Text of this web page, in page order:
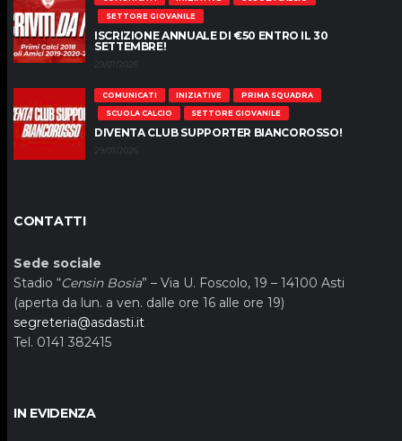
SETTORE GIOVANILE
ISCRIZIONE ANNUALE DI €50 ENTRO IL 30
SETTEMBRE!
29/07/2026
COMUNICATI INIZIATIVE
PRIMA SQUADRA
SCUOLA CALCIO
SETTORE GIOVANILE
DIVENTA CLUB SUPPORTER BIANCOROSSO!
29/07/2026
CONTATTI
Sede sociale
Stadio “Censin Bosia” – Via U. Foscolo, 19 – 14100 Asti
(aperta da lun. a ven. dalle ore 16 alle ore 19)
segreteria@asdasti.it
Tel. 0141 382415
IN EVIDENZA